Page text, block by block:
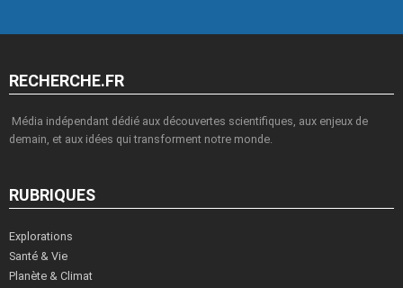
RECHERCHE.FR
Média indépendant dédié aux découvertes scientifiques, aux enjeux de
demain, et aux idées qui transforment notre monde.
RUBRIQUES
Explorations
Santé & Vie
Planète & Climat